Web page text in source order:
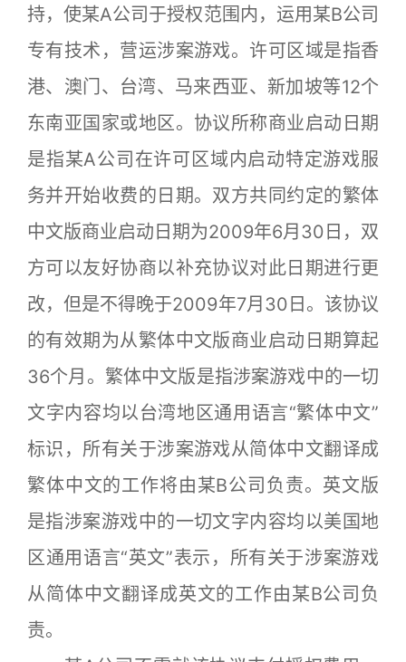
持，使某A公司于授权范围内，运用某B公司
专有技术，营运涉案游戏。许可区域是指香
港、澳门、台湾、马来西亚、新加坡等12个
东南亚国家或地区。协议所称商业启动日期
是指某A公司在许可区域内启动特定游戏服
务并开始收费的日期。双方共同约定的繁体
中文版商业启动日期为2009年6月30日，双
方可以友好协商以补充协议对此日期进行更
改，但是不得晚于2009年7月30日。该协议
的有效期为从繁体中文版商业启动日期算起
36个月。繁体中文版是指涉案游戏中的一切
文字内容均以台湾地区通用语言“繁体中文”
标识，所有关于涉案游戏从简体中文翻译成
繁体中文的工作将由某B公司负责。英文版
是指涉案游戏中的一切文字内容均以美国地
区通用语言“英文”表示，所有关于涉案游戏
从简体中文翻译成英文的工作由某B公司负
责。